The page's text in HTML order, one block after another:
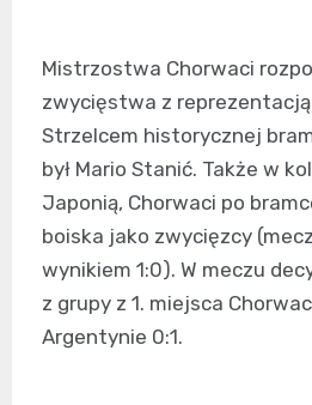
Mistrzostwa Chorwaci
zwycięstwa z reprezentacją
Strzelcem historycznej
był Mario Stanić. Także w
Japonią, Chorwaci po
boiska jako zwycięzcy
wynikiem 1:0). W meczu
z grupy z 1. miejsca
Argentynie 0:1.